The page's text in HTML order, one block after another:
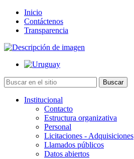
Inicio
Contáctenos
Transparencia
Institucional
Contacto
Estructura organizativa
Personal
Licitaciones - Adquisiciones
Llamados públicos
Datos abiertos